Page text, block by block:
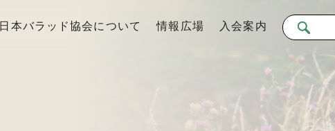
日本バラッド協会について 情報広場 入会案内